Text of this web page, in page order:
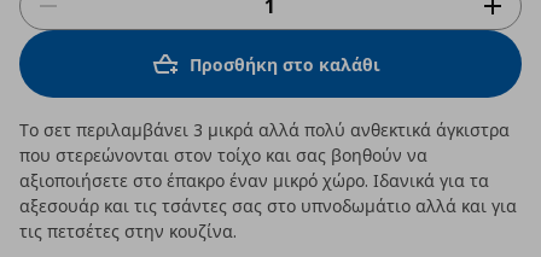
Προσθήκη στο καλάθι
Το σετ περιλαμβάνει 3 μικρά αλλά πολύ ανθεκτικά άγκιστρα
που στερεώνονται στον τοίχο και σας βοηθούν να
αξιοποιήσετε στο έπακρο έναν μικρό χώρο. Ιδανικά για τα
αξεσουάρ και τις τσάντες σας στο υπνοδωμάτιο αλλά και για
τις πετσέτες στην κουζίνα.